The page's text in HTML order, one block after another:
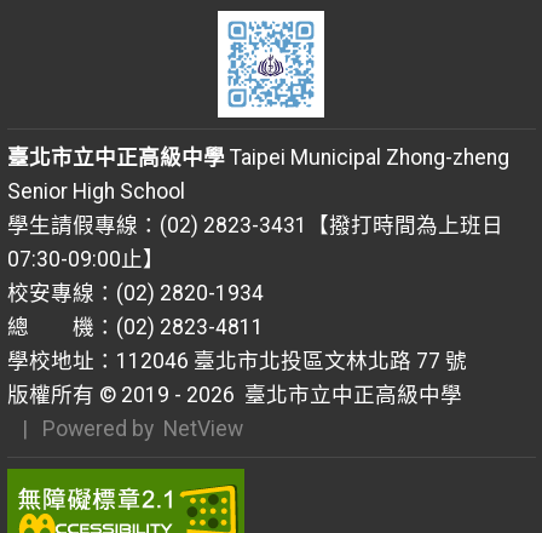
臺北市立中正高級中學Taipei Municipal Zhong-zheng
Senior High School
學生請假專線：(02) 2823-3431【撥打時間為上班日
07:30-09:00止】
校安專線：(02) 2820-1934
總 機：(02) 2823-4811
學校地址：112046 臺北市北投區文林北路 77 號
版權所有 © 2019 - 2026 臺北市立中正高級中學
| Powered by NetView